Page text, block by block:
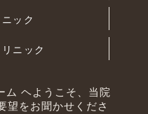
ック
ニック
ム ヘようこそ、当院
望をお聞かせくださ